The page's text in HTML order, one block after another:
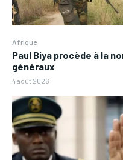
Afrique
Paul Biya procède à la
généraux
4 août 2026